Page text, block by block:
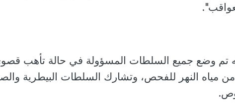
تم وضع جميع السلطات المسؤولة في حالة تأهب
من مياه النهر للفحص، وتشارك السلطات البيطرية